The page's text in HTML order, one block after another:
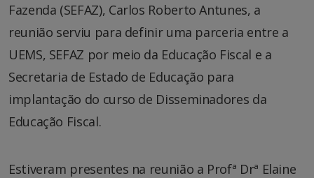
Fazenda (SEFAZ), Carlos Roberto Antunes, a
reunião serviu para definir uma parceria entre a
UEMS, SEFAZ por meio da Educação Fiscal e a
Secretaria de Estado de Educação para
implantação do curso de Disseminadores da
Educação Fiscal.
Estiveram presentes na reunião a Profª Drª Elaine